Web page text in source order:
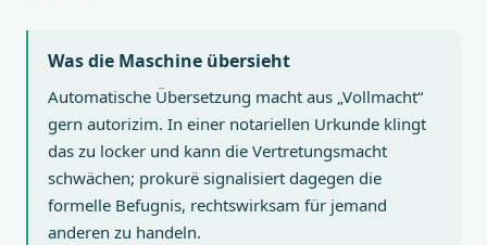
Was die Maschine übersieht
Automatische Übersetzung macht aus „Vollmacht“
gern autorizim. In einer notariellen Urkunde klingt
das zu locker und kann die Vertretungsmacht
schwächen; prokurë signalisiert dagegen die
formelle Befugnis, rechtswirksam für jemand
anderen zu handeln.